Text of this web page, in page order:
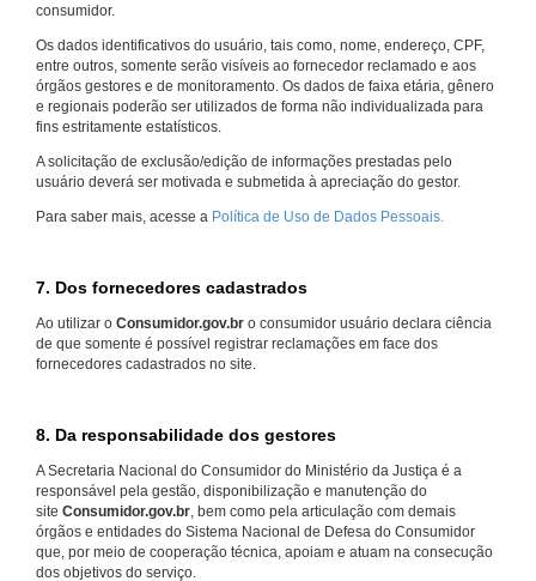
consumidor.
Os dados identificativos do usuário, tais como, nome, endereço, CPF,
entre outros, somente serão visíveis ao fornecedor reclamado e aos
órgãos gestores e de monitoramento. Os dados de faixa etária, gênero
e regionais poderão ser utilizados de forma não individualizada para
fins estritamente estatísticos.
A solicitação de exclusão/edição de informações prestadas pelo
usuário deverá ser motivada e submetida à apreciação do gestor.
Para saber mais, acesse a Política de Uso de Dados Pessoais.
7. Dos fornecedores cadastrados
Ao utilizar o Consumidor.gov.br o consumidor usuário declara ciência
de que somente é possível registrar reclamações em face dos
fornecedores cadastrados no site.
8. Da responsabilidade dos gestores
A Secretaria Nacional do Consumidor do Ministério da Justiça é a
responsável pela gestão, disponibilização e manutenção do
site Consumidor.gov.br, bem como pela articulação com demais
órgãos e entidades do Sistema Nacional de Defesa do Consumidor
que, por meio de cooperação técnica, apoiam e atuam na consecução
dos objetivos do serviço.